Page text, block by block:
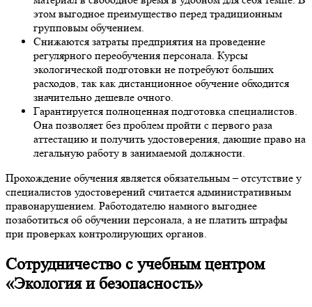
этом выгодное преимущество перед традиционным
групповым обучением.
Снижаются затраты предприятия на проведение
регулярного переобучения персонала. Курсы
экологической подготовки не потребуют больших
расходов, так как дистанционное обучение обходится
значительно дешевле очного.
Гарантируется полноценная подготовка специалистов.
Она позволяет без проблем пройти с первого раза
аттестацию и получить удостоверения, дающие право на
легальную работу в занимаемой должности.
Прохождение обучения является обязательным – отсутствие у
специалистов удостоверений считается административным
правонарушением. Работодателю намного выгоднее
позаботиться об обучении персонала, а не платить штрафы
при проверках контролирующих органов.
Сотрудничество с учебным центром
«Экология и безопасность»